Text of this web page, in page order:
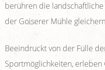
berühren die
der Goiserer Mühle
Beeindruckt von der Fülle
Sportmöglichkeiten,